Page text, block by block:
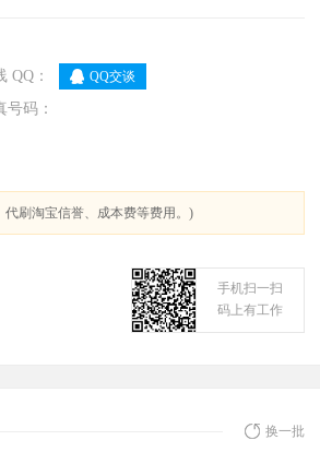
QQ： QQ交谈
号码：
刷淘宝信誉、成本费等费用。)
手机扫一扫
码上有工作
换一批